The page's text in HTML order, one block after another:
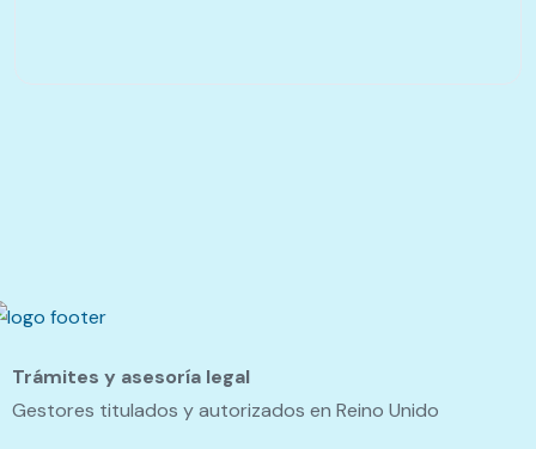
Trámites y asesoría legal
Gestores titulados y autorizados en Reino Unido